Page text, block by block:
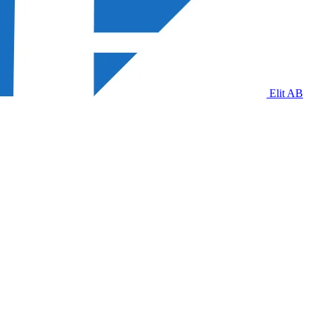
Elit AB